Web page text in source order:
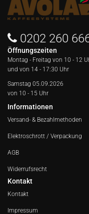
0202 260
Öffnungszeiten
Montag - Freitag von 10 - 12
und von 14 - 17:30 Uhr
Samstag 05.09.2026
von 10 - 15 Uhr
Informationen
Versand- & Bezahlmethoden
Elektroschrott / Verpackung
AGB
Widerrufsrecht
Kontakt
Kontakt
Impressum